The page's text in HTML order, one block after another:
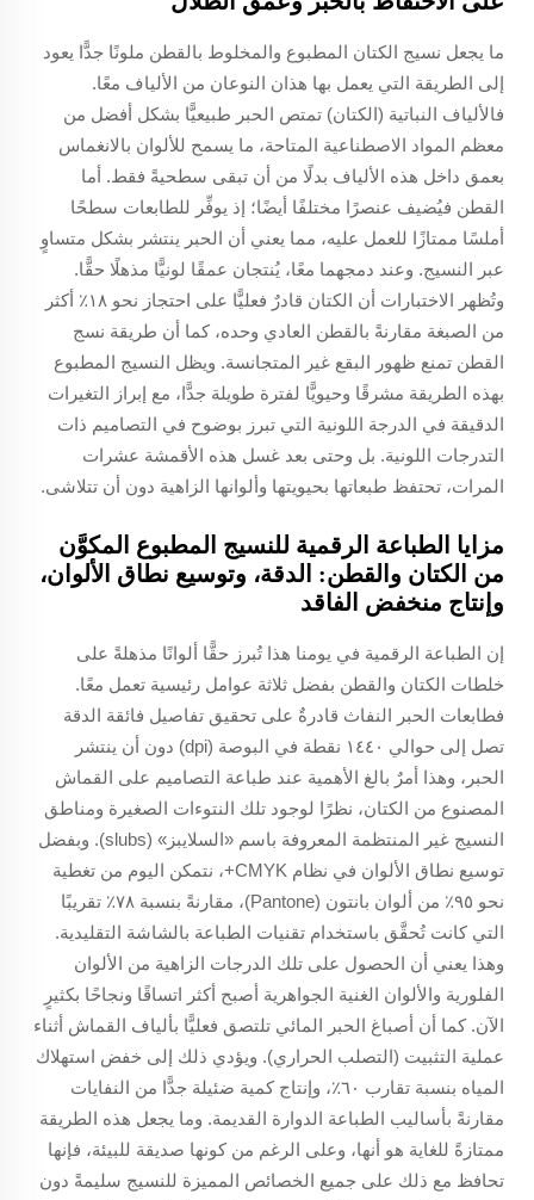
ما يجعل نسيج الكتان المطبوع والمخلوط بالقطن ملونًا جدًّا يعود
إلى الطريقة التي يعمل بها هذان النوعان من الألياف معًا.
فالألياف النباتية (الكتان) تمتص الحبر طبيعيًّا بشكل أفضل من
معظم المواد الاصطناعية المتاحة، ما يسمح للألوان بالانغماس
بعمق داخل هذه الألياف بدلًا من أن تبقى سطحيةً فقط. أما
القطن فيُضيف عنصرًا مختلفًا أيضًا؛ إذ يوفِّر للطابعات سطحًا
أملسًا ممتازًا للعمل عليه، مما يعني أن الحبر ينتشر بشكل متساوٍ
عبر النسيج. وعند دمجهما معًا، يُنتجان عمقًا لونيًّا مذهلًا حقًّا.
وتُظهر الاختبارات أن الكتان قادرٌ فعليًّا على احتجاز نحو ١٨٪ أكثر
من الصبغة مقارنةً بالقطن العادي وحده، كما أن طريقة نسج
القطن تمنع ظهور البقع غير المتجانسة. ويظل النسيج المطبوع
بهذه الطريقة مشرقًا وحيويًّا لفترة طويلة جدًّا، مع إبراز التغيرات
الدقيقة في الدرجة اللونية التي تبرز بوضوح في التصاميم ذات
التدرجات اللونية. بل وحتى بعد غسل هذه الأقمشة عشرات
المرات، تحتفظ طبعاتها بحيويتها وألوانها الزاهية دون أن تتلاشى.
مزايا الطباعة الرقمية للنسيج المطبوع المكوَّن
من الكتان والقطن: الدقة، وتوسيع نطاق الألوان،
وإنتاج منخفض الفاقد
إن الطباعة الرقمية في يومنا هذا تُبرز حقًّا ألوانًا مذهلةً على
خلطات الكتان والقطن بفضل ثلاثة عوامل رئيسية تعمل معًا.
فطابعات الحبر النفاث قادرةٌ على تحقيق تفاصيل فائقة الدقة
تصل إلى حوالي ١٤٤٠ نقطة في البوصة (dpi) دون أن ينتشر
الحبر، وهذا أمرٌ بالغ الأهمية عند طباعة التصاميم على القماش
المصنوع من الكتان، نظرًا لوجود تلك النتوءات الصغيرة ومناطق
النسيج غير المنتظمة المعروفة باسم «السلايبز» (slubs). وبفضل
توسيع نطاق الألوان في نظام CMYK+، نتمكن اليوم من تغطية
نحو ٩٥٪ من ألوان بانتون (Pantone)، مقارنةً بنسبة ٧٨٪ تقريبًا
التي كانت تُحقَّق باستخدام تقنيات الطباعة بالشاشة التقليدية.
وهذا يعني أن الحصول على تلك الدرجات الزاهية من الألوان
الفلورية والألوان الغنية الجواهرية أصبح أكثر اتساقًا ونجاحًا بكثيرٍ
الآن. كما أن أصباغ الحبر المائي تلتصق فعليًّا بألياف القماش أثناء
عملية التثبيت (التصلب الحراري). ويؤدي ذلك إلى خفض استهلاك
المياه بنسبة تقارب ٦٠٪، وإنتاج كمية ضئيلة جدًّا من النفايات
مقارنةً بأساليب الطباعة الدوارة القديمة. وما يجعل هذه الطريقة
ممتازةً للغاية هو أنها، وعلى الرغم من كونها صديقة للبيئة، فإنها
تحافظ مع ذلك على جميع الخصائص المميزة للنسيج سليمةً دون